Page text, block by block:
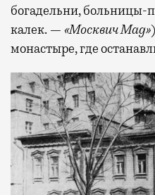
богадельни,
калек. — «Москвич Mag»
монастыре, где